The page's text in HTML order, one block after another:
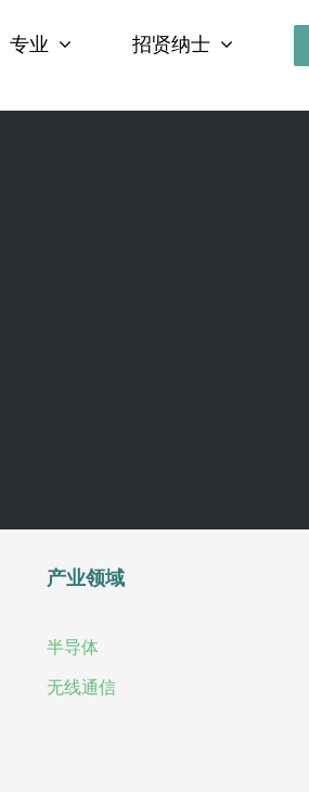
专业 招贤纳士
产业领域
半导体
无线通信